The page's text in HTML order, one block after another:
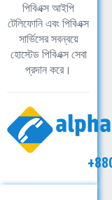
পিবিএক্স আইপি
টেলিফোনি এবং পিবিএক্স
সার্ভিসের সবন্বয়ে
হোস্টেড পিবিএক্স সেবা
প্রদান করে।